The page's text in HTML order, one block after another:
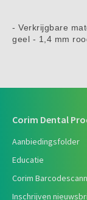
- Verkrijgbare
geel - 1,4 mm
Corim Dental
Aanbiedingsfolder
Educatie
Corim
Inschrijven